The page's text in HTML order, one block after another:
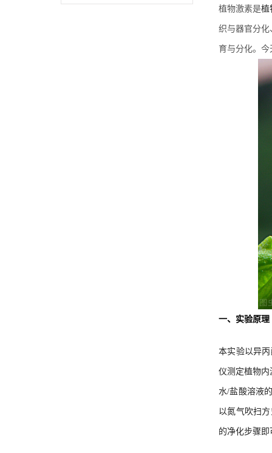
植物激素是植
织与器官分
育与分化。
一、实验原理
本实验以异
仪测定植物
水/盐酸溶液
以氮气吹扫
的净化步骤